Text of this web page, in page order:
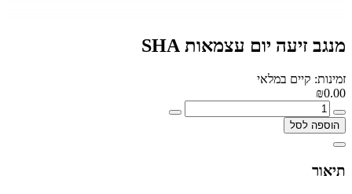
מנגב זיעה יום עצמאות SHA
זמינות: קיים במלאי
₪0.00
הוספה לסל
תיאור